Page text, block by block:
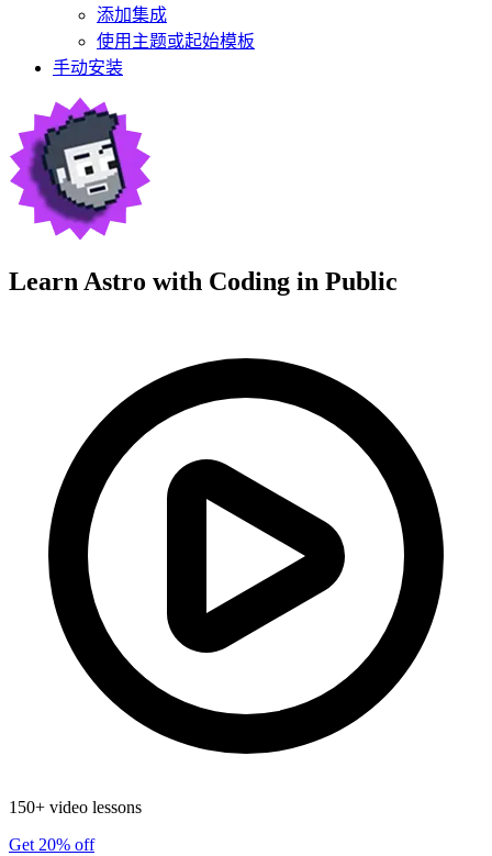
添加集成
使用主题或起始模板
手动安装
Learn Astro with Coding in Public
150+ video lessons
Get 20% off